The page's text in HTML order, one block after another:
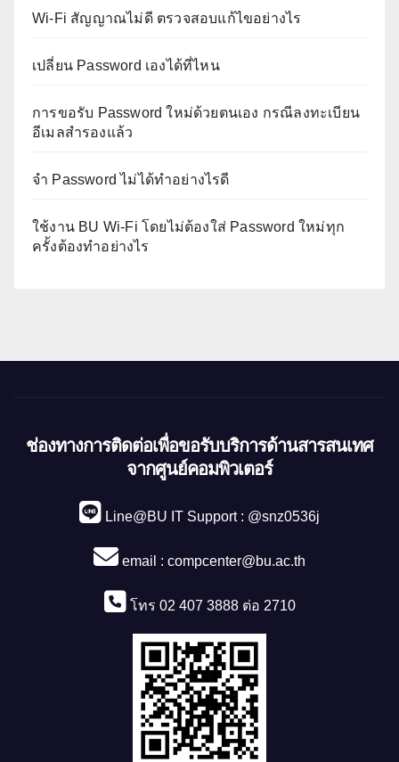
Wi-Fi สัญญาณไม่ดี ตรวจสอบแก้ไขอย่างไร
เปลี่ยน Password เองได้ที่ไหน
การขอรับ Password ใหม่ด้วยตนเอง กรณีลงทะเบียน
อีเมลสำรองแล้ว
จำ Password ไม่ได้ทำอย่างไรดี
ใช้งาน BU Wi-Fi โดยไม่ต้องใส่ Password ใหม่ทุก
ครั้งต้องทำอย่างไร
ช่องทางการติดต่อเพื่อขอรับบริการด้านสารสนเทศ
จากศูนย์คอมพิวเตอร์
Line@BU IT Support : @snz0536j
email : compcenter@bu.ac.th
โทร 02 407 3888 ต่อ 2710